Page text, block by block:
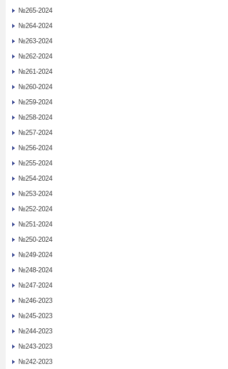
№265-2024
№264-2024
№263-2024
№262-2024
№261-2024
№260-2024
№259-2024
№258-2024
№257-2024
№256-2024
№255-2024
№254-2024
№253-2024
№252-2024
№251-2024
№250-2024
№249-2024
№248-2024
№247-2024
№246-2023
№245-2023
№244-2023
№243-2023
№242-2023